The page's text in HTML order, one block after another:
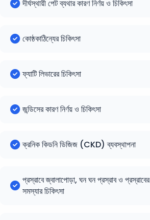
দীর্ঘস্থায়ী পেট ব্যথার কারণ নির্ণয় ও চিকিৎসা
কোষ্ঠকাঠিন্যের চিকিৎসা
ফ্যাটি লিভারের চিকিৎসা
জন্ডিসের কারণ নির্ণয় ও চিকিৎসা
ক্রনিক কিডনি ডিজিজ (CKD) ব্যবস্থাপনা
প্রস্রাবে জ্বালাপোড়া, ঘন ঘন প্রস্রাব ও প্রস্রাবের
সমস্যার চিকিৎসা